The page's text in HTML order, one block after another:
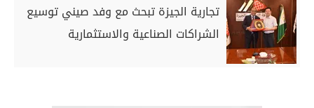
تجارية الجيزة تبحث مع وفد صيني توسيع
الشراكات الصناعية والاستثمارية